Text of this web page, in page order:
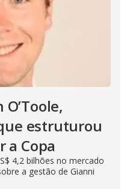
estruturou
a Copa
4,2 bilhões no mercado
a gestão de Gianni